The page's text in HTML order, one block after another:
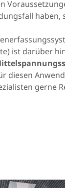
haben,
ist darüber
diesen
gerne